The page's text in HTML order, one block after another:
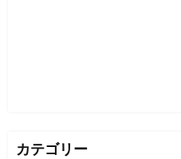
カテゴリー